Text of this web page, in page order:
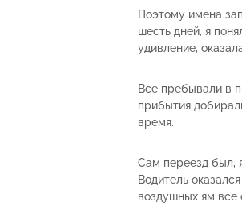
Поэтому имена
шесть дней, я
удивление,
Все пребывали в
прибытия
время.
Сам переезд был,
Водитель
воздушных ям